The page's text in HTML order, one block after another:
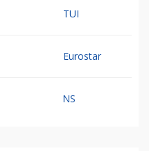
TUI
Eurostar
NS